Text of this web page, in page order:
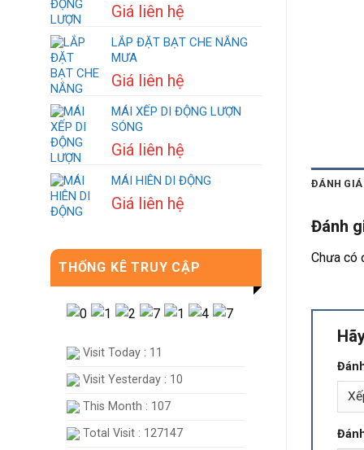
Giá liên hệ
LẮP ĐẶT BẠT CHE NẮNG
MƯA
Giá liên hệ
MÁI XẾP DI ĐỘNG LƯỢN
SÓNG
Giá liên hệ
MÁI HIÊN DI ĐỘNG
Giá liên hệ
THỐNG KÊ TRUY CẬP
Visit Today : 11
Visit Yesterday : 10
This Month : 107
Total Visit : 127147
ĐÁNH
Đánh
Chưa có